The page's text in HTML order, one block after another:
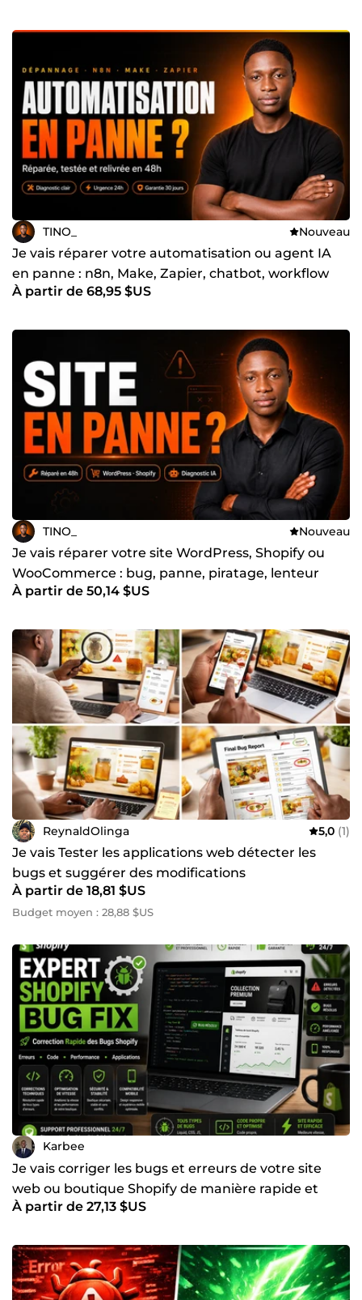
TINO_ Nouveau
Je vais réparer votre automatisation ou agent IA
en panne : n8n, Make, Zapier, chatbot, workflow
À partir de 68,95 $US
TINO_ Nouveau
Je vais réparer votre site WordPress, Shopify ou
WooCommerce : bug, panne, piratage, lenteur
À partir de 50,14 $US
ReynaldOlinga 5,0 (1)
Je vais Tester les applications web détecter les
bugs et suggérer des modifications
À partir de 18,81 $US
Budget moyen : 28,88 $US
Karbee
Je vais corriger les bugs et erreurs de votre site
web ou boutique Shopify de manière rapide et
efficace
À partir de 27,13 $US